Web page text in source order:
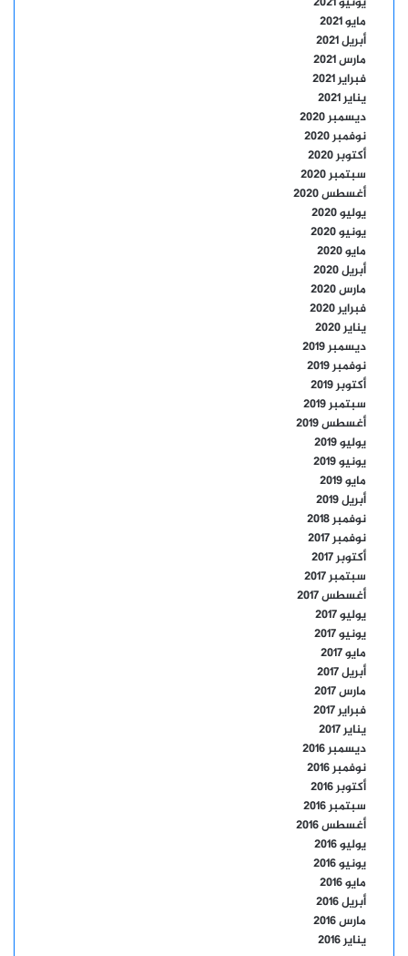
مايو 2021
أبريل 2021
مارس 2021
فبراير 2021
يناير 2021
ديسمبر 2020
نوفمبر 2020
أكتوبر 2020
سبتمبر 2020
أغسطس 2020
يوليو 2020
يونيو 2020
مايو 2020
أبريل 2020
مارس 2020
فبراير 2020
يناير 2020
ديسمبر 2019
نوفمبر 2019
أكتوبر 2019
سبتمبر 2019
أغسطس 2019
يوليو 2019
يونيو 2019
مايو 2019
أبريل 2019
نوفمبر 2018
نوفمبر 2017
أكتوبر 2017
سبتمبر 2017
أغسطس 2017
يوليو 2017
يونيو 2017
مايو 2017
أبريل 2017
مارس 2017
فبراير 2017
يناير 2017
ديسمبر 2016
نوفمبر 2016
أكتوبر 2016
سبتمبر 2016
أغسطس 2016
يوليو 2016
يونيو 2016
مايو 2016
أبريل 2016
مارس 2016
يناير 2016